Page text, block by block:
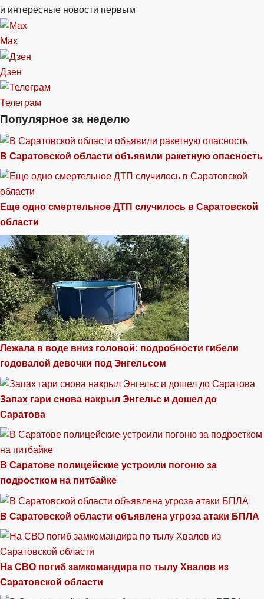
и интересные новости первым
Max
Дзен
Телеграм
Популярное за неделю
В Саратовской области объявили ракетную опасность
Еще одно смертельное ДТП случилось в Саратовской
области
Лежала в воде вниз головой: подробности гибели
годовалой девочки под Энгельсом
Запах гари снова накрыл Энгельс и дошел до
Саратова
В Саратове полицейские устроили погоню за
подростком на питбайке
В Саратовской области объявлена угроза атаки БПЛА
На СВО погиб замкомандира по тылу Хвалов из
Саратовской области